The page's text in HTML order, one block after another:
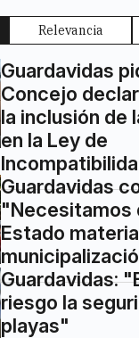
Relevancia
Guardavidas
Concejo
la inclusión de
en la Ley de
Guardavidas
"Necesitamos
Estado
Guardavidas:
riesgo la
playas"